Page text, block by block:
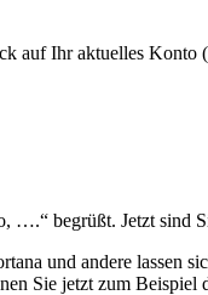
Ihr aktuelles Konto
….“ begrüßt. Jetzt sind
und andere lassen
Sie jetzt zum